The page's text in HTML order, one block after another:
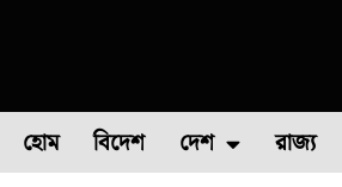
হোম বিদেশ দেশ রাজ্য